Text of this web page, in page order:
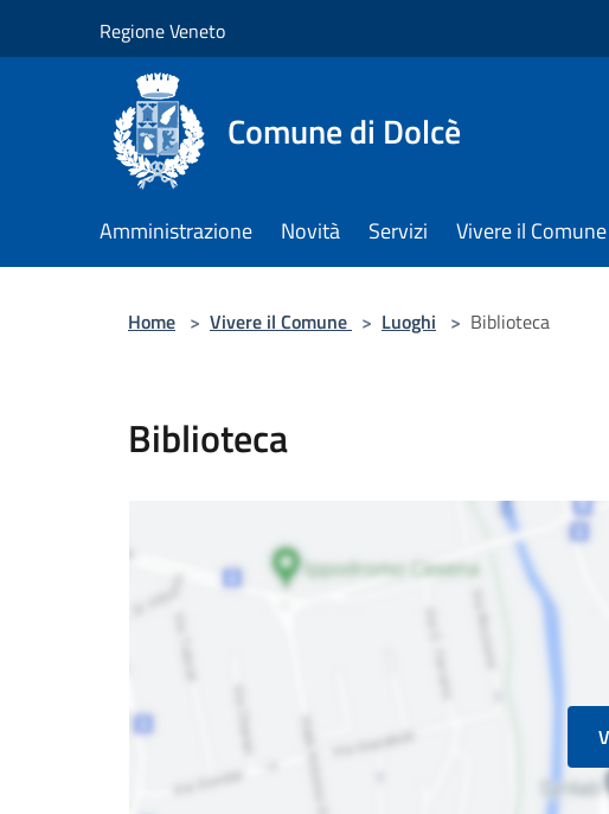
Regione Veneto
Comune di Dolcè
Amministrazione Novità Servizi Vivere il Comune
Home > Vivere il Comune > Luoghi > Biblioteca
Biblioteca